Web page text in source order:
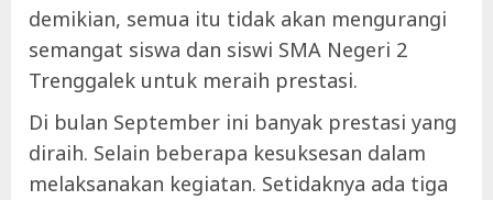
demikian, semua itu tidak akan mengurangi
semangat siswa dan siswi SMA Negeri 2
Trenggalek untuk meraih prestasi.
Di bulan September ini banyak prestasi yang
diraih. Selain beberapa kesuksesan dalam
melaksanakan kegiatan. Setidaknya ada tiga